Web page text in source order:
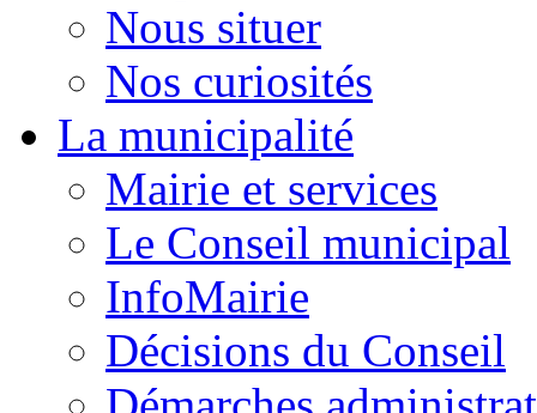
Nous situer
Nos curiosités
La municipalité
Mairie et services
Le Conseil municipal
InfoMairie
Décisions du Conseil